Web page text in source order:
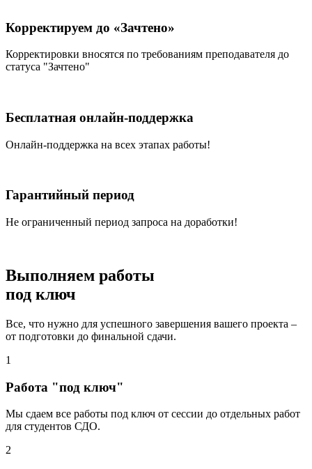
Корректируем до «Зачтено»
Корректировки вносятся по требованиям преподавателя до
статуса "Зачтено"
Бесплатная онлайн-поддержка
Онлайн-поддержка на всех этапах работы!
Гарантийный период
Не ограниченный период запроса на доработки!
Выполняем работы
под ключ
Все, что нужно для успешного завершения вашего проекта –
от подготовки до финальной сдачи.
1
Работа "под ключ"
Мы сдаем все работы под ключ от сессии до отдельных работ
для студентов СДО.
2